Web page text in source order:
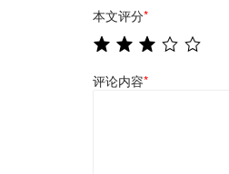
本文评分*
评论内容*